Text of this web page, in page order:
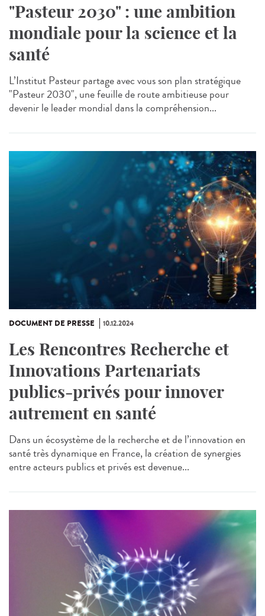
"Pasteur 2030" : une ambition
mondiale pour la science et la
santé
L’Institut Pasteur partage avec vous son plan stratégique
"Pasteur 2030", une feuille de route ambitieuse pour
devenir le leader mondial dans la compréhension...
DOCUMENT DE PRESSE 10.12.2024
Les Rencontres Recherche et
Innovations Partenariats
publics-privés pour innover
autrement en santé
Dans un écosystème de la recherche et de l’innovation en
santé très dynamique en France, la création de synergies
entre acteurs publics et privés est devenue...